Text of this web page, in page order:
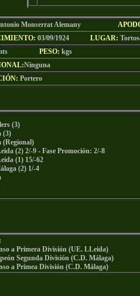
Monserrat Alemany AP
03/09/1924 LUGAR:
mts PESO: kgs
Ninguna
Portero
(3)
(3)
(Regional)
(2) 2/-9 - Fase Promoción: 2/-8
(1) 15/-62
(2) 1/-4
a Primera División (UE. LLeida)
Segunda División (C.D. Málaga)
a Primea División (C.D. Málaga)